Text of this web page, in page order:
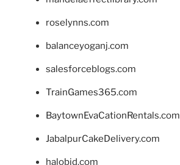
roselynns.com
balanceyoganj.com
salesforceblogs.com
TrainGames365.com
BaytownEvaCationRentals.com
JabalpurCakeDelivery.com
halobjd.com